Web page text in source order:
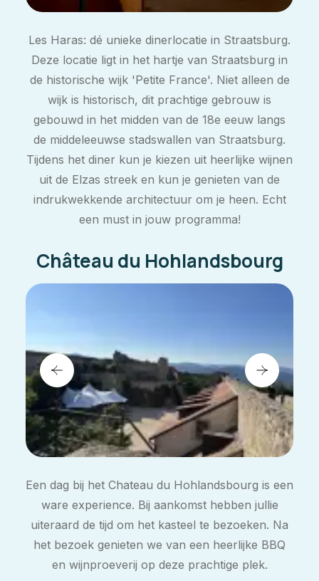
Les Haras: dé unieke dinerlocatie in Straatsburg.
Deze locatie ligt in het hartje van Straatsburg in
de historische wijk 'Petite France'. Niet alleen de
wijk is historisch, dit prachtige gebrouw is
gebouwd in het midden van de 18e eeuw langs
de middeleeuwse stadswallen van Straatsburg.
Tijdens het diner kun je kiezen uit heerlijke wijnen
uit de Elzas streek en kun je genieten van de
indrukwekkende architectuur om je heen. Echt
een must in jouw programma!
Château du Hohlandsbourg
Een dag bij het Chateau du Hohlandsbourg is een
ware experience. Bij aankomst hebben jullie
uiteraard de tijd om het kasteel te bezoeken. Na
het bezoek genieten we van een heerlijke BBQ
en wijnproeverij op deze prachtige plek.